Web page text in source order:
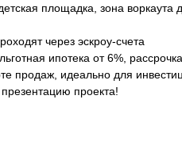
площадка, зона воркаута
через эскроу-счета
ипотека от 6%, рассрочка,
продаж, идеально для
проекта!